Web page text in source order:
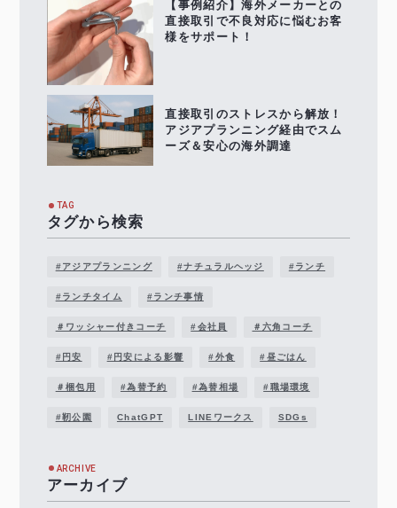
【事例紹介】海外メーカーとの
直接取引で不良対応に悩むお客
様をサポート！
直接取引のストレスから解放！
アジアプランニング経由でスム
ーズ＆安心の海外調達
TAG
タグから検索
#アジアプランニング #ナチュラルヘッジ #ランチ
#ランチタイム #ランチ事情
＃ワッシャー付きコーチ #会社員 ＃六角コーチ
#円安 #円安による影響 #外食 #昼ごはん
＃梱包用 #為替予約 #為替相場 #職場環境
#靭公園 ChatGPT LINEワークス SDGs
ARCHIVE
アーカイブ